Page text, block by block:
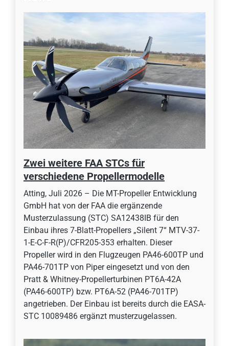
Zwei weitere FAA STCs für
verschiedene Propellermodelle
Atting, Juli 2026 – Die MT-Propeller Entwicklung
GmbH hat von der FAA die ergänzende
Musterzulassung (STC) SA12438IB für den
Einbau ihres 7-Blatt-Propellers „Silent 7“ MTV-37-
1-E-C-F-R(P)/CFR205-353 erhalten. Dieser
Propeller wird in den Flugzeugen PA46-600TP und
PA46-701TP von Piper eingesetzt und von den
Pratt & Whitney-Propellerturbinen PT6A-42A
(PA46-600TP) bzw. PT6A-52 (PA46-701TP)
angetrieben. Der Einbau ist bereits durch die EASA-
STC 10089486 ergänzt musterzugelassen.